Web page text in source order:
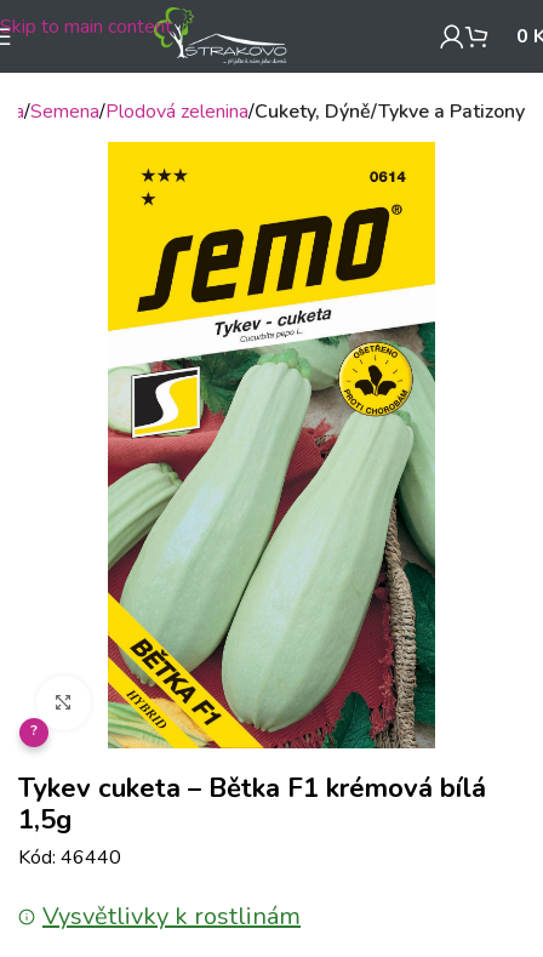
Skip to main content 0
Semena Plodová zelenina Cukety, Dýně/Tykve a Patizony
Klikněte pro zvětšení
?
Tykev cuketa – Bětka F1 krémová bílá
1,5g
Kód: 46440
Vysvětlivky k rostlinám